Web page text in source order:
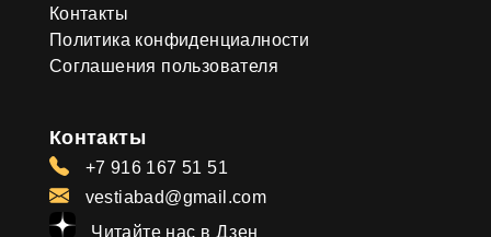
Контакты
Политика конфиденциалности
Соглашения пользователя
Контакты
+7 916 167 51 51
vestiabad@gmail.com
Читайте нас в Дзен